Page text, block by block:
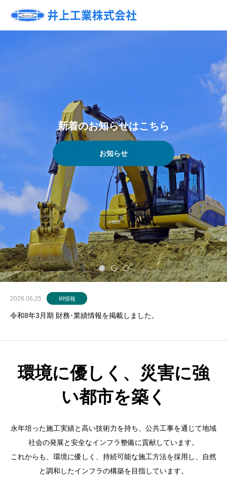
新着のお知らせはこ ちら
お知らせ
2026.06.25 IR情報
令和8年3月期 財務･業績情報を掲載しました。
環境に優しく、災害に強
い都市を築く
永年培った施工実績と高い技術力を持ち、公共工事を通じて地域
社会の発展と安全なインフラ整備に貢献しています。
これからも、環境に優しく、持続可能な施工方法を採用し、自然
と調和したインフラの構築を目指しています。